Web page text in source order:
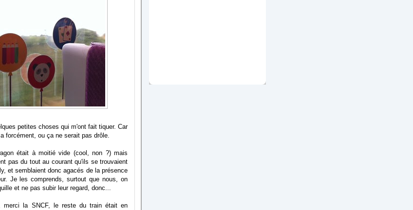
petites choses qui m'ont fait tiquer. Car
forcément, ou ça ne serait pas drôle.
était à moitié vide (cool, non ?) mais
pas du tout au courant qu'ils se trouvaient
et semblaient donc agacés de la présence
Je les comprends, surtout que nous, on
et ne pas subir leur regard, donc...
merci la SNCF, le reste du train était en